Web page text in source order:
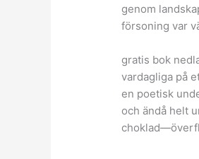
genom
försoning var
gratis bok
vardagliga på
en poetisk
och ändå helt